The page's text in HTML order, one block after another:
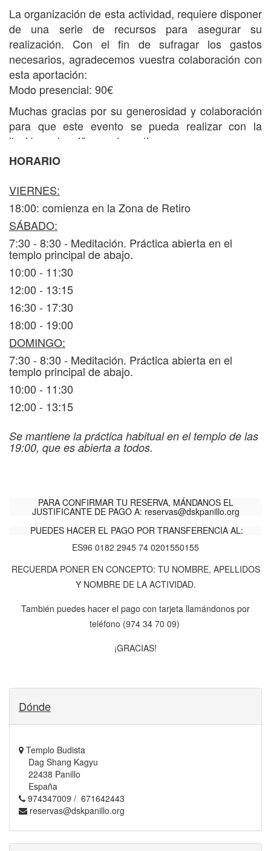
La organización de esta actividad, requiere disponer
de una serie de recursos para asegurar su
realización. Con el fin de sufragar los gastos
necesarios, agradecemos vuestra colaboración con
esta aportación:
Modo presencial: 90€
Muchas gracias por su generosidad y colaboración
para que este evento se pueda realizar con la
ilusión y el cariño que lo motiva.
Recomendamos hacer la inscripción lo antes
reserva.
La aportación destinada a alojamiento y comidas va
a parte y está dedicada en su totalidad a sufragar
los gastos de estos servicios.
Ver información de
alojamiento y comidas
HORARIO
VIERNES:
18:00: comienza en la Zona de Retiro
SÁBADO:
7:30 - 8:30 - Meditación. Práctica abierta en el
templo principal de abajo.
10:00 - 11:30
12:00 - 13:15
16:30 - 17:30
18:00 - 19:00
DOMINGO:
7:30 - 8:30 - Meditación. Práctica abierta en el
templo principal de abajo.
10:00 - 11:30
12:00 - 13:15
Se mantiene la práctica habitual en el templo de las
19:00, que es abierta a todos.
PARA CONFIRMAR TU RESERVA, MÁNDANOS EL
JUSTIFICANTE DE PAGO A: reservas@dskpanillo.org
PUEDES HACER EL PAGO POR TRANSFERENCIA AL:
ES96 0182 2945 74 0201550155
RECUERDA PONER EN CONCEPTO: TU NOMBRE, APELLIDOS
Y NOMBRE DE LA ACTIVIDAD.
También puedes hacer el pago con tarjeta llamándonos por
teléfono (974 34 70 09)
¡GRACIAS!
Dónde
Templo Budista
Dag Shang Kagyu
22438 Panillo
España
974347009 / 671642443
reservas@dskpanillo.org